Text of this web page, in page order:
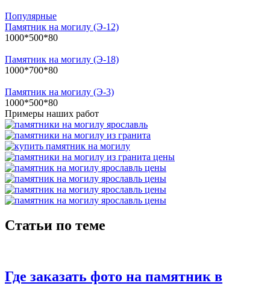
Популярные
Памятник на могилу (Э-12)
1000*500*80
Памятник на могилу (Э-18)
1000*700*80
Памятник на могилу (Э-3)
1000*500*80
Примеры наших работ
Статьи по теме
Где заказать фото на памятник в